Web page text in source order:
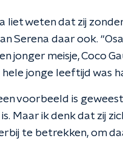
liet weten dat zij
Serena daar ook.
jonger meisje, Coco
jonge leeftijd was
voorbeeld is
Maar ik denk dat zij
te betrekken, om